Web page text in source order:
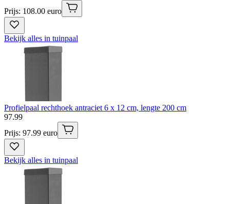
Prijs: 108.00 euro
Bekijk alles in tuinpaal
Profielpaal rechthoek antraciet 6 x 12 cm, lengte 200 cm
97.99
Prijs: 97.99 euro
Bekijk alles in tuinpaal